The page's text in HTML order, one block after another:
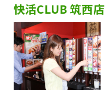
快活CLUB 筑西店